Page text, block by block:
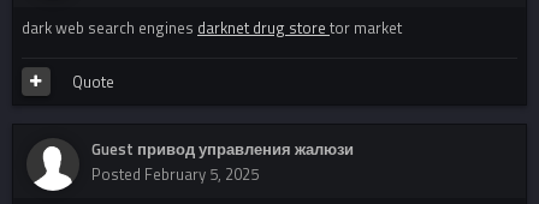
dark web search engines darknet drug store tor market
Quote
Guest привод управления жалюзи
Posted February 5, 2025